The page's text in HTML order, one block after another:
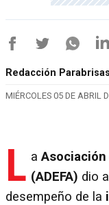
Redacción Parabrisas
MIÉRCOLES 05 DE ABRIL
L a
(ADEFA) dio
desempeño de la